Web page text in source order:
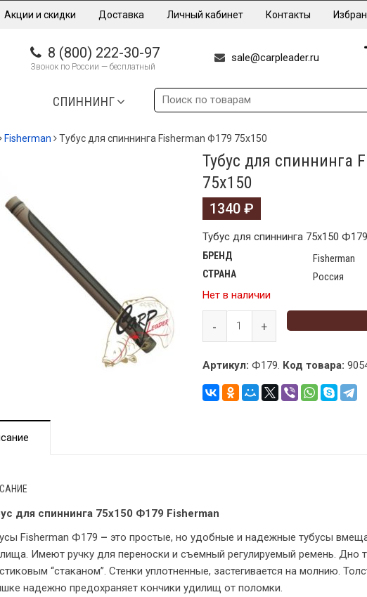
Акции и скидки Доставка Личный кабинет Контакты
8 (800) 222-30-97
Звонок по России — бесплатный
sale@carpleader.ru
СПИННИНГ
Fisherman Тубус для спиннинга Fisherman Ф179 75х150
Тубус для спиннинга
75х150
1340 ₽
Тубус для спиннинга 75х150
БРЕНД Fisherman
СТРАНА
Россия
Нет в наличии
Артикул: Ф179. Код товара:
для спиннинга 75х150 Ф179 Fisherman
Fisherman Ф179 – это простые, но удобные и надежные тубусы
Имеют ручку для переноски и съемный регулируемый ремень. Дно
“стаканом”. Стенки уплотненные, застегивается на молнию.
надежно предохраняет кончики удилищ от поломки.